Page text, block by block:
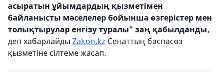
асыратын ұйымдардың қызметімен
байланысты мәселелер бойынша өзгерістер мен
толықтырулар енгізу туралы" заң қабылданды,
деп хабарлайды Zakon.kz Сенаттың баспасөз
қызметіне сілтеме жасап.